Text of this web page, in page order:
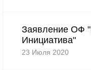
Заявление ОФ
Инициатива"
23 Июля 2020